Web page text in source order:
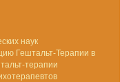
наук
Гештальт-Терапии в
терапии